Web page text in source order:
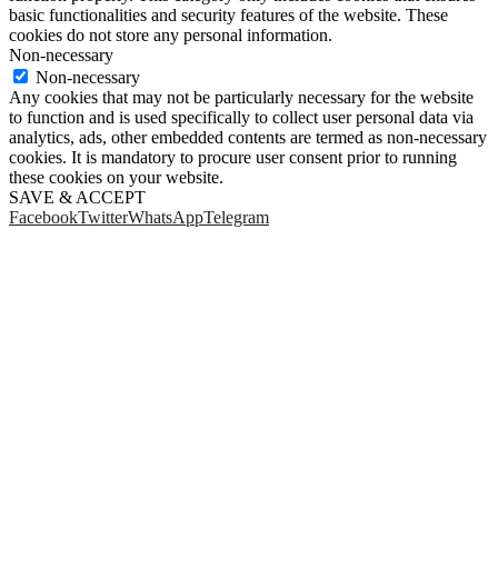
basic functionalities and security features of the website. These
cookies do not store any personal information.
Non-necessary
Non-necessary
Any cookies that may not be particularly necessary for the website
to function and is used specifically to collect user personal data via
analytics, ads, other embedded contents are termed as non-necessary
cookies. It is mandatory to procure user consent prior to running
these cookies on your website.
SAVE & ACCEPT
FacebookTwitterWhatsAppTelegram